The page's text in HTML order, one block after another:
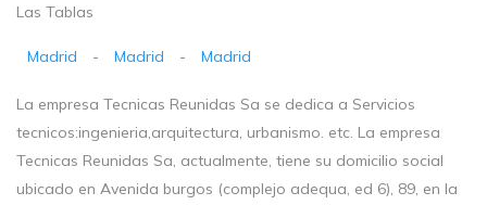
Las Tablas
Madrid - Madrid - Madrid
La empresa Tecnicas Reunidas Sa se dedica a Servicios
tecnicos:ingenieria,arquitectura, urbanismo. etc. La empresa
Tecnicas Reunidas Sa, actualmente, tiene su domicilio social
ubicado en Avenida burgos (complejo adequa, ed 6), 89, en la